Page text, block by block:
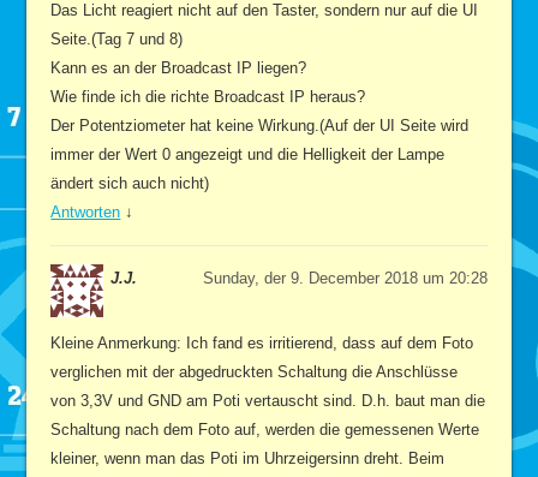
Das Licht reagiert nicht auf den Taster, sondern nur auf die UI
Seite.(Tag 7 und 8)
Kann es an der Broadcast IP liegen?
Wie finde ich die richte Broadcast IP heraus?
Der Potentziometer hat keine Wirkung.(Auf der UI Seite wird
immer der Wert 0 angezeigt und die Helligkeit der Lampe
ändert sich auch nicht)
Antworten ↓
J.J. Sunday, der 9. December 2018 um 20:28
Kleine Anmerkung: Ich fand es irritierend, dass auf dem Foto
verglichen mit der abgedruckten Schaltung die Anschlüsse
von 3,3V und GND am Poti vertauscht sind. D.h. baut man die
Schaltung nach dem Foto auf, werden die gemessenen Werte
kleiner, wenn man das Poti im Uhrzeigersinn dreht. Beim